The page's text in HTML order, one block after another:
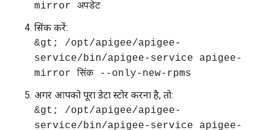
mirror अपडेट
सिंक करें:
&gt; /opt/apigee/apigee-
service/bin/apigee-service apigee-
mirror सिंक --only-new-rpms
अगर आपको पूरा डेटा स्टोर करना है, तो:
&gt; /opt/apigee/apigee-
service/bin/apigee-service apigee-